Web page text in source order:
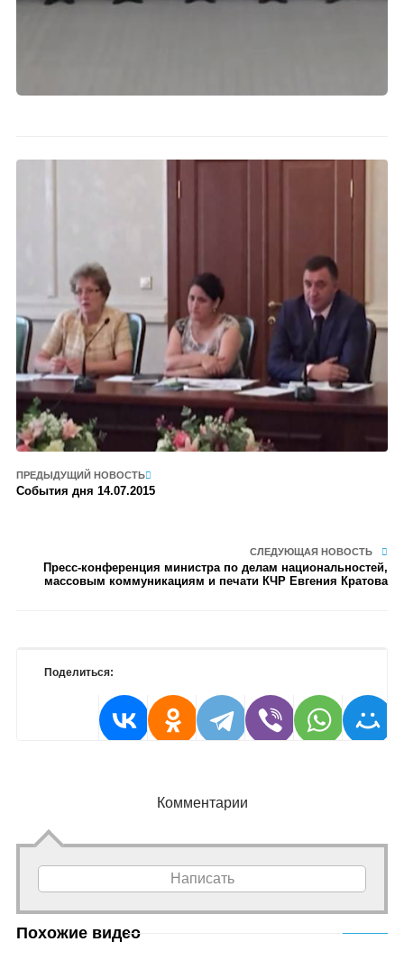
ПРЕДЫДУЩИЙ НОВОСТЬ
События дня 14.07.2015
СЛЕДУЮЩАЯ НОВОСТЬ
Пресс-конференция министра по делам национальностей,
массовым коммуникациям и печати КЧР Евгения Кратова
Поделиться:
Комментарии
Написать
Похожие видео